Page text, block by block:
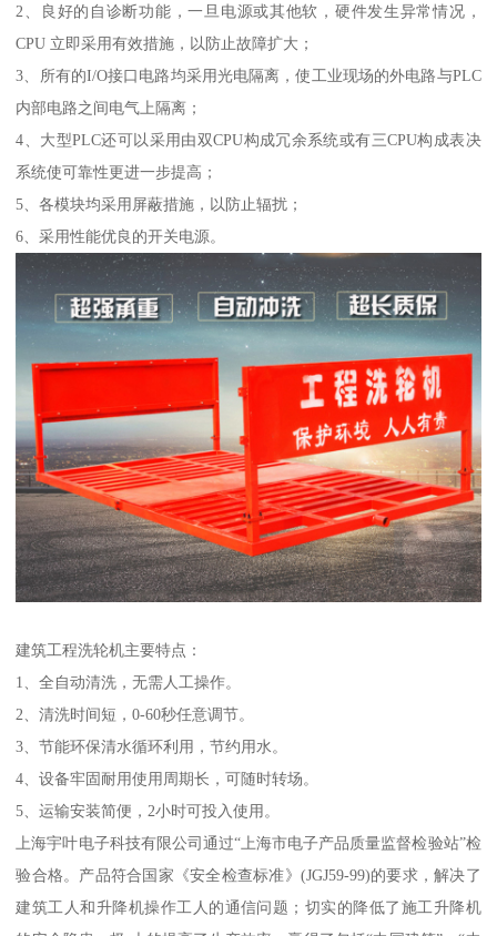
2、良好的自诊断功能，一旦电源或其他软，硬件发生异常情况，
CPU 立即采用有效措施，以防止故障扩大；
3、所有的I/O接口电路均采用光电隔离，使工业现场的外电路与PLC
内部电路之间电气上隔离；
4、大型PLC还可以采用由双CPU构成冗余系统或有三CPU构成表决
系统使可靠性更进一步提高；
5、各模块均采用屏蔽措施，以防止辐扰；
6、采用性能优良的开关电源。
建筑工程洗轮机主要特点：
1、全自动清洗，无需人工操作。
2、清洗时间短，0-60秒任意调节。
3、节能环保清水循环利用，节约用水。
4、设备牢固耐用使用周期长，可随时转场。
5、运输安装简便，2小时可投入使用。
上海宇叶电子科技有限公司通过“上海市电子产品质量监督检验站”检
验合格。产品符合国家《安全检查标准》(JGJ59-99)的要求，解决了
建筑工人和升降机操作工人的通信问题；切实的降低了施工升降机